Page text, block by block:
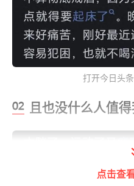
打开今日头
且也没什么人值得
点击查